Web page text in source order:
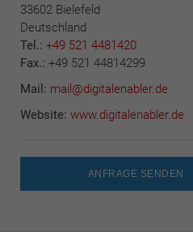
33602 Bielefeld
Deutschland
Tel.: +49 521 4481420
Fax.: +49 521 44814299
Mail: mail@digitalenabler.de
Website: www.digitalenabler.de
ANFRAGE SENDEN